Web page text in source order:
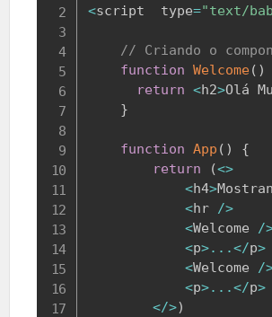
<script  type="text/
// Criando o
function Welcome( )
return <h2>Olá
}
function App ( )
{
return
(<>
<h4>
<hr />
<Welcome /
<p>...</p>
<Welcome /
<p>...</p>
</>)